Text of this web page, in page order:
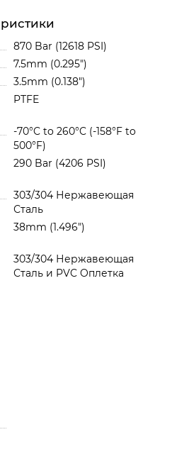
870 Bar (12618 PSI)
7.5mm (0.295")
3.5mm (0.138")
PTFE
-70°C to 260°C (-158°F to
500°F)
290 Bar (4206 PSI)
303/304 Нержавеющая
Сталь
38mm (1.496")
303/304 Нержавеющая
Сталь и PVC Oплетка